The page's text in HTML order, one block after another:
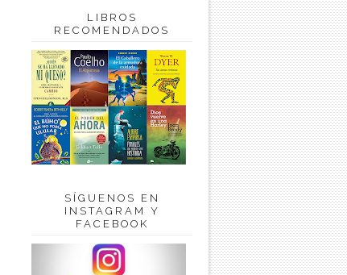
LIBROS
RECOMENDADOS
SÍGUENOS EN
INSTAGRAM Y
FACEBOOK